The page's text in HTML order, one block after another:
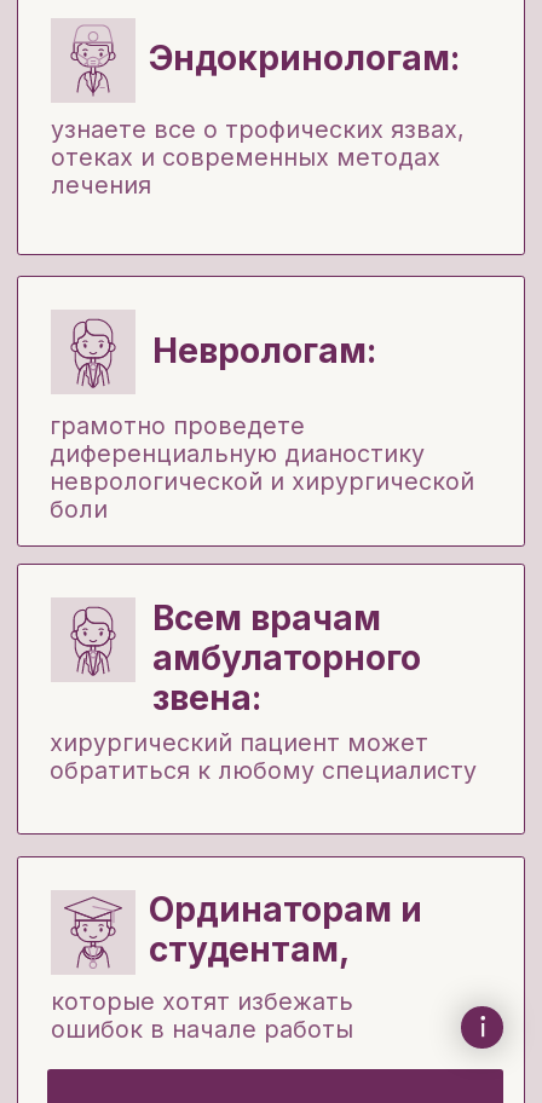
Ординаторам и
студентам,
которые хотят избежать
ошибок в начале работы
-50% студентам
Перестанете сомневаться –
четкие алгоритмы помогут сразу
поставить диагноз
Поймете, когда можно лечить
амбулаторно, а когда нужно
направить к хирургу
Будете чувствовать себя уверенно
даже если пациент пришел с
жалобами не по вашему профилю
Узнаете все нюансы
дифференциальной диагностики
После курса вы: